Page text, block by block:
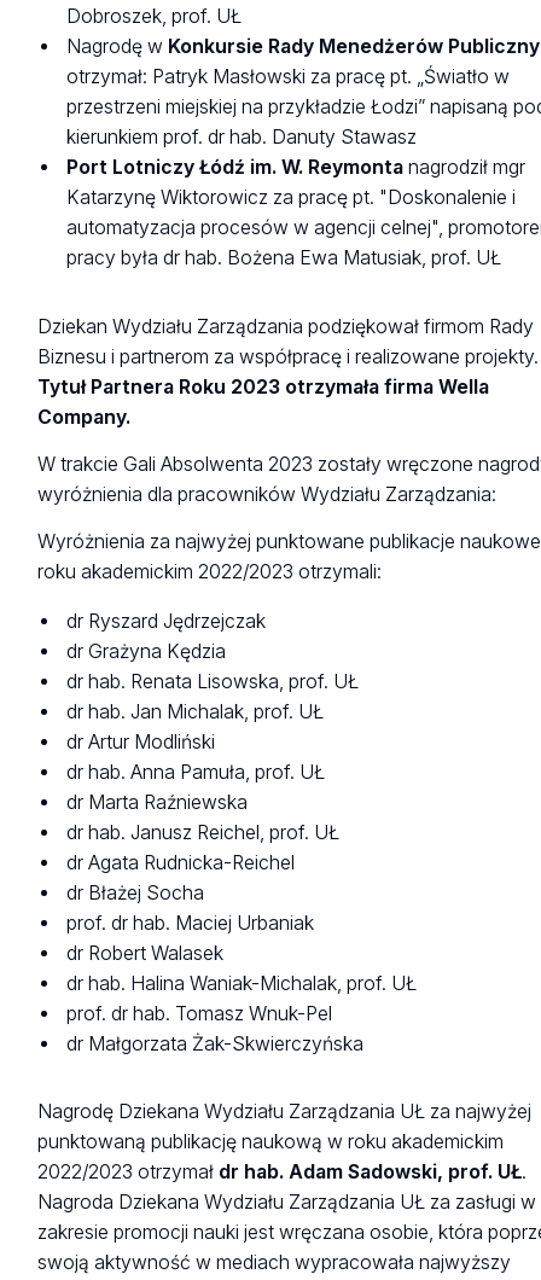
Dobroszek, prof. UŁ
Nagrodę w Konkursie Rady Menedżerów
otrzymał: Patryk Masłowski za pracę pt. „Światło w
przestrzeni miejskiej na przykładzie Łodzi” napisaną
kierunkiem prof. dr hab. Danuty Stawasz
Port Lotniczy Łódź im. W. Reymontanagrodził mgr
Katarzynę Wiktorowicz za pracę pt. "Doskonalenie i
automatyzacja procesów w agencji celnej",
pracy była dr hab. Bożena Ewa Matusiak, prof. UŁ
Dziekan Wydziału Zarządzania podziękował firmom Rady
Biznesu i partnerom za współpracę i realizowane projekty.
Tytuł Partnera Roku 2023 otrzymała firma Wella
Company.
W trakcie Gali Absolwenta 2023 zostały wręczone
wyróżnienia dla pracowników Wydziału Zarządzania:
Wyróżnienia za najwyżej punktowane publikacje
roku akademickim 2022/2023 otrzymali:
dr Ryszard Jędrzejczak
dr Grażyna Kędzia
dr hab. Renata Lisowska, prof. UŁ
dr hab. Jan Michalak, prof. UŁ
dr Artur Modliński
dr hab. Anna Pamuła, prof. UŁ
dr Marta Raźniewska
dr hab. Janusz Reichel, prof. UŁ
dr Agata Rudnicka-Reichel
dr Błażej Socha
prof. dr hab. Maciej Urbaniak
dr Robert Walasek
dr hab. Halina Waniak-Michalak, prof. UŁ
prof. dr hab. Tomasz Wnuk-Pel
dr Małgorzata Żak-Skwierczyńska
Nagrodę Dziekana Wydziału Zarządzania UŁ za najwyżej
punktowaną publikację naukową w roku akademickim
2022/2023 otrzymał dr hab. Adam Sadowski, prof. UŁ.
Nagroda Dziekana Wydziału Zarządzania UŁ za zasługi w
zakresie promocji nauki jest wręczana osobie, która
swoją aktywność w mediach wypracowała najwyższy